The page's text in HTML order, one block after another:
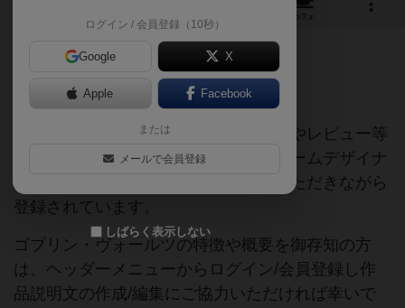
カフェ
ご協力ください
当サイトに掲載されている作品説明文やレビュー等
の情報は、ボドゲーマ運営事務局・ゲームデザイナ
ーご本人様・有志の皆様にご協力をいただきながら
登録されています。
ゴブリン・ヴォールツの特徴や概要を御存知の方
は、ヘッダーメニューからログイン/会員登録し作
品説明文の作成/編集にご協力いただければ幸いで
ログイン / 会員登録（10秒）
Google X
Apple Facebook
または
メールで会員登録
しばらく表示しない